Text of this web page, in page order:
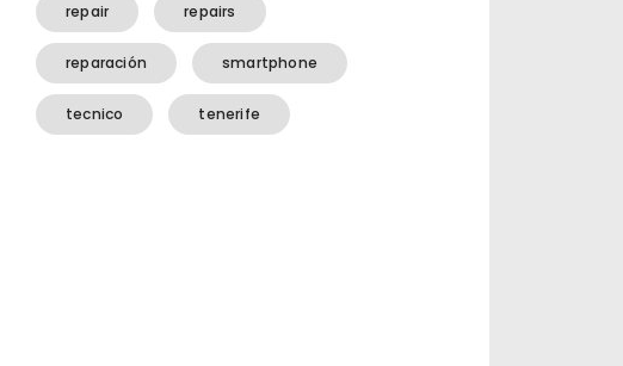
repair repairs
reparación smartphone
tecnico tenerife